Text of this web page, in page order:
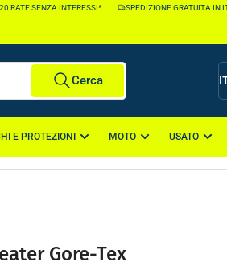
SENZA INTERESSI* SPEDIZIONE GRATUITA IN
Cerca
L
i
E PROTEZIONI MOTO USATO
Gore-Tex